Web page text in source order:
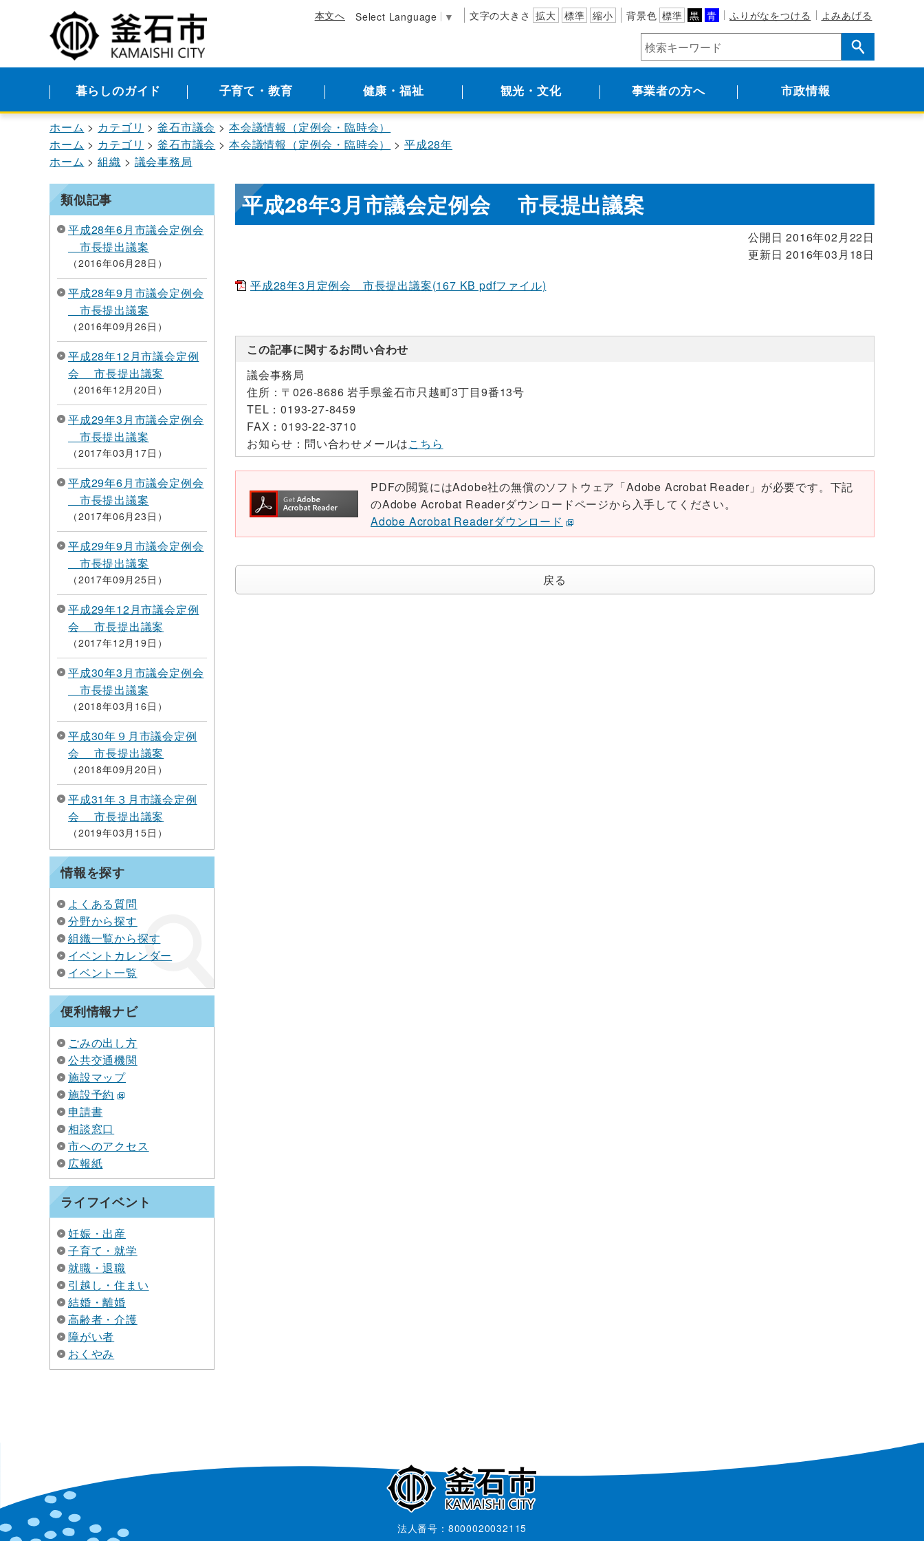
本文へ Select Language ▼ 文字の大きさ 拡大 標準 縮小 背景色 標準 黒 青 ふりがなをつける よみあげる
暮らしのガイド 子育て・教育 健康・福祉 観光・文化 事業者の方へ 市政情報
ホーム カテゴリ 釜石市議会
本会議情報（定例会・臨時会）
ホーム
カテゴリ 釜石市議会 本会議情報（定例会・臨時会）
平成28年
ホーム
組織 議会事務局
類似記事
平成28年6月市議会定例会
市長提出議案
2016年06月28日
平成28年9月市議会定例会
市長提出議案
2016年09月26日
平成28年12月市議会定例
会 市長提出議案
2016年12月20日
平成29年3月市議会定例会
市長提出議案
2017年03月17日
平成29年6月市議会定例会
市長提出議案
2017年06月23日
平成29年9月市議会定例会
市長提出議案
2017年09月25日
平成29年12月市議会定例
会 市長提出議案
2017年12月19日
平成30年3月市議会定例会
市長提出議案
2018年03月16日
平成30年９月市議会定例
会 市長提出議案
2018年09月20日
平成31年３月市議会定例
会 市長提出議案
2019年03月15日
情報を探す
よくある質問
分野から探す
組織一覧から探す
イベントカレンダー
イベント一覧
便利情報ナビ
ごみの出し方
公共交通機関
施設マップ
施設予約
申請書
相談窓口
市へのアクセス
広報紙
ライフイベント
妊娠・出産
子育て・就学
就職・退職
引越し・住まい
結婚・離婚
高齢者・介護
障がい者
おくやみ
平成28年3月市議会定例会 市長提出議案
公開日 2016年02月22日
更新日 2016年03月18日
平成28年3月定例会 市長提出議案(167 KB pdfファイル)
この記事に関するお問い合わせ
議会事務局
住所： 〒026-8686 岩手県釜石市只越町3丁目9番13号
TEL：0193-27-8459
FAX：0193-22-3710
お知らせ： 問い合わせメールはこちら
PDFの閲覧にはAdobe社の無償のソフトウェア「Adobe Acrobat Reader」が必要です。下記
のAdobe Acrobat Readerダウンロードページから入手してください。
Adobe Acrobat Readerダウンロード
戻る
法人番号：8000020032115